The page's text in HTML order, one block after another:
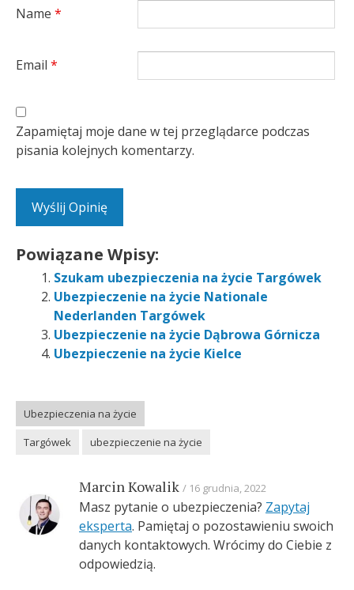
Name *
Email *
Zapamiętaj moje dane w tej przeglądarce podczas
pisania kolejnych komentarzy.
Powiązane Wpisy:
Szukam ubezpieczenia na życie Targówek
Ubezpieczenie na życie Nationale
Nederlanden Targówek
Ubezpieczenie na życie Dąbrowa Górnicza
Ubezpieczenie na życie Kielce
Ubezpieczenia na życie
Targówek
ubezpieczenie na życie
Marcin Kowalik 16 grudnia, 2022
Masz pytanie o ubezpieczenia? Zapytaj
eksperta. Pamiętaj o pozostawieniu swoich
danych kontaktowych. Wrócimy do Ciebie z
odpowiedzią.